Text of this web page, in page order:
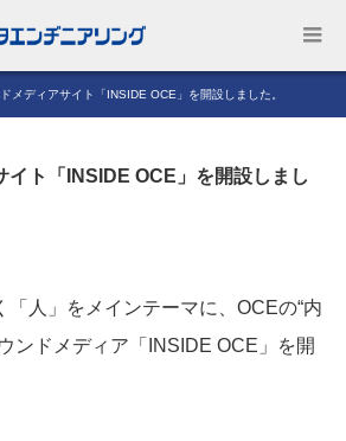
メディアサイト「INSIDE OCE」を開設しました。
イト「INSIDE OCE」を開設しまし
「人」をメインテーマに、OCEの“内
ンドメディア「INSIDE OCE」を開